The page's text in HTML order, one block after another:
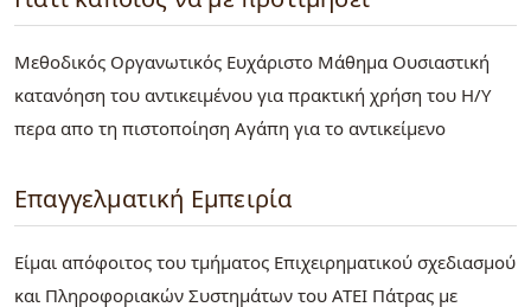
Μεθοδικός Οργανωτικός Ευχάριστο Μάθημα Ουσιαστική
κατανόηση του αντικειμένου για πρακτική χρήση του Η/Υ
περα απο τη πιστοποίηση Αγάπη για το αντικείμενο
Επαγγελματική Εμπειρία
Είμαι απόφοιτος του τμήματος Επιχειρηματικού σχεδιασμού
και Πληροφοριακών Συστημάτων του ΑΤΕΙ Πάτρας με